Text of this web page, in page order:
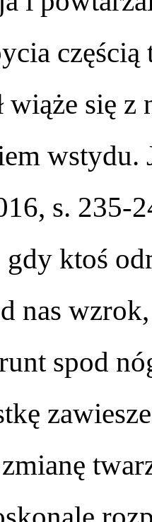
wiąże się
wstydu.
s. 235-
ktoś
nas
spod